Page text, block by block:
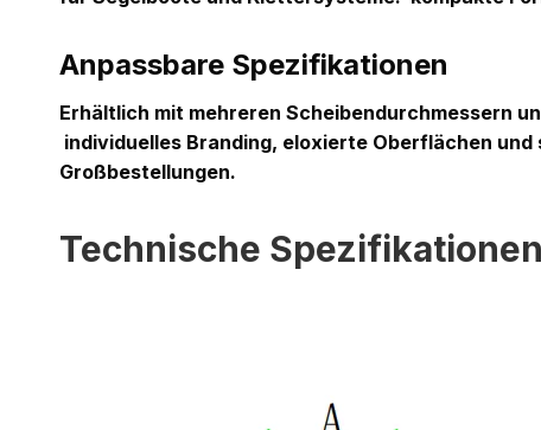
Anpassbare Spezifikationen
Erhältlich mit mehreren Scheibendurchmessern
individuelles Branding, eloxierte Oberflächen
Großbestellungen.
Technische Spezifikationen